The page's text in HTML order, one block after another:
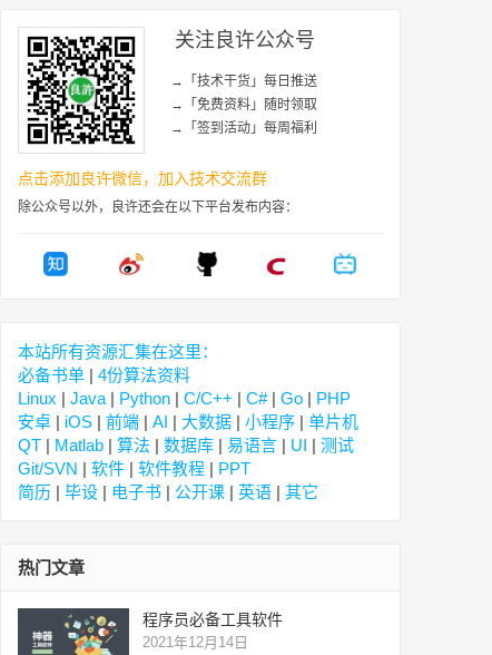
关注良许公众号
→「技术干货」每日推送
→「免费资料」随时领取
→「签到活动」每周福利
点击添加良许微信，加入技术交流群
除公众号以外，良许还会在以下平台发布内容：
本站所有资源汇集在这里：
必备书单 | 4份算法资料
Linux | Java | Python | C/C++ | C#| Go | PHP
安卓 | iOS | 前端 | AI | 大数据 | 小程序 | 单片机
QT | Matlab | 算法 | 数据库 | 易语言 | UI | 测试
Git/SVN | 软件 | 软件教程 | PPT
简历 | 毕设 | 电子书 | 公开课 | 英语 | 其它
热门文章
程序员必备工具软件
2021年12月14日